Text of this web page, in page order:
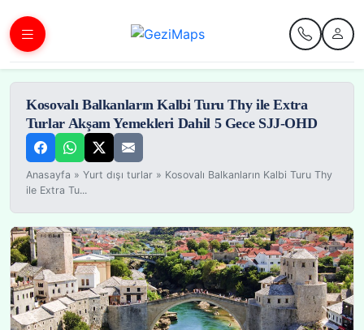
Kosovalı Balkanların Kalbi Turu Thy ile Extra
Turlar Akşam Yemekleri Dahil 5 Gece SJJ-OHD
Anasayfa »Yurt dışı turlar » Kosovalı Balkanların Kalbi Turu Thy
ile Extra Tu...